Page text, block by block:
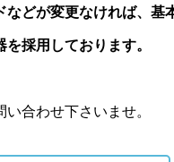
どが変更なければ、基
採用しております。
合わせ下さいませ。